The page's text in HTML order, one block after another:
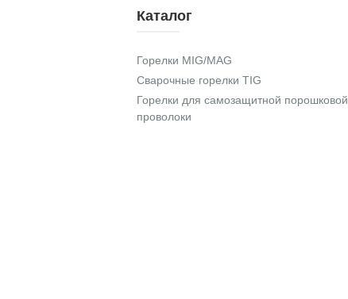
Каталог
Горелки MIG/MAG
Сварочные горелки TIG
Горелки для самозащитной порошковой
проволоки